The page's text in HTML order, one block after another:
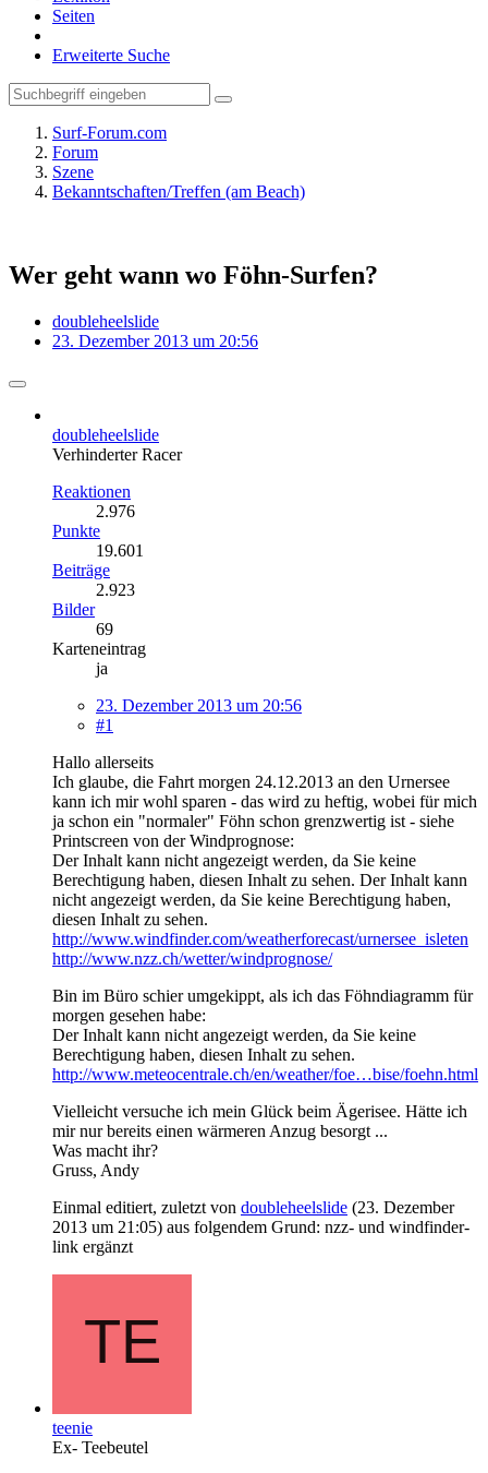
Seiten
Erweiterte Suche
Surf-Forum.com
Forum
Szene
Bekanntschaften/Treffen (am Beach)
Wer geht wann wo Föhn-Surfen?
doubleheelslide
23. Dezember 2013 um 20:56
doubleheelslide
Verhinderter Racer
Reaktionen
2.976
Punkte
19.601
Beiträge
2.923
Bilder
69
Karteneintrag
ja
23. Dezember 2013 um 20:56
#1
Hallo allerseits
Ich glaube, die Fahrt morgen 24.12.2013 an den Urnersee
kann ich mir wohl sparen - das wird zu heftig, wobei für mich
ja schon ein "normaler" Föhn schon grenzwertig ist - siehe
Printscreen von der Windprognose:
Der Inhalt kann nicht angezeigt werden, da Sie keine
Berechtigung haben, diesen Inhalt zu sehen. Der Inhalt kann
nicht angezeigt werden, da Sie keine Berechtigung haben,
diesen Inhalt zu sehen.
http://www.windfinder.com/weatherforecast/urnersee_isleten
http://www.nzz.ch/wetter/windprognose/
Bin im Büro schier umgekippt, als ich das Föhndiagramm für
morgen gesehen habe:
Der Inhalt kann nicht angezeigt werden, da Sie keine
Berechtigung haben, diesen Inhalt zu sehen.
http://www.meteocentrale.ch/en/weather/foe…bise/foehn.html
Vielleicht versuche ich mein Glück beim Ägerisee. Hätte ich
mir nur bereits einen wärmeren Anzug besorgt ...
Was macht ihr?
Gruss, Andy
Einmal editiert, zuletzt von doubleheelslide (23. Dezember
2013 um 21:05) aus folgendem Grund: nzz- und windfinder-
link ergänzt
teenie
Ex- Teebeutel